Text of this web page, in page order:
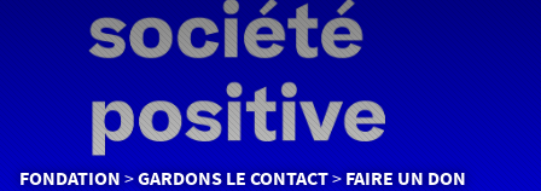
Vous
FONDATION GARDONS LE CONTACT FAIRE UN DON